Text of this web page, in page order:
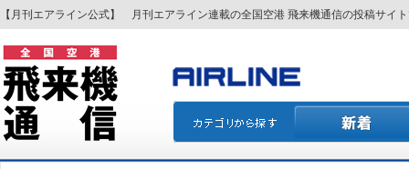
【月刊エアライン公式】 月刊エアライン連載の全国空港 飛来機通信の投稿サイ